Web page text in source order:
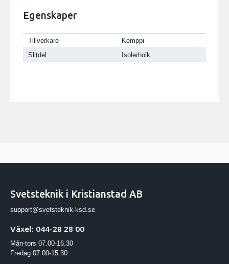
Egenskaper
Tillverkare
Kemppi
Slitdel
Isolerholk
Svetsteknik i Kristianstad AB
support@svetsteknik-ksd.se
Växel: 044-28 28 00
Mån-tors 07.00-16.30
Fredag 07.00-15.30